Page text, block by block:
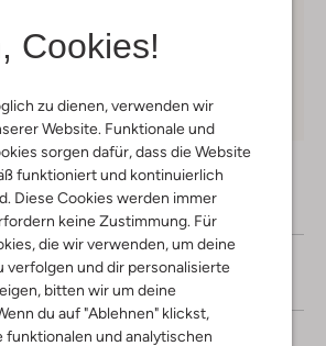
Cookies!
zu dienen, verwenden wir
Website. Funktionale und
sorgen dafür, dass die Website
funktioniert und kontinuierlich
Diese Cookies werden immer
keine Zustimmung. Für
die wir verwenden, um deine
verfolgen und dir personalisierte
bitten wir um deine
du auf "Ablehnen" klickst,
funktionalen und analytischen